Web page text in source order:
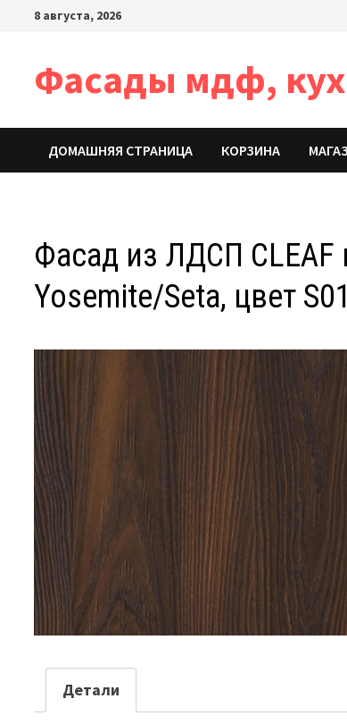
Перейти8 августа, 2026
Фасады мдф,
ДОМАШНЯЯ СТРАНИЦА КОРЗИНА
Фасад из ЛДCП
Yosemite/Seta, цвет
Детали